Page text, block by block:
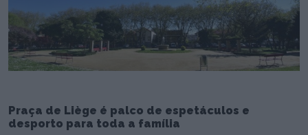
Praça de Liège é palco de espetáculos e
desporto para toda a família